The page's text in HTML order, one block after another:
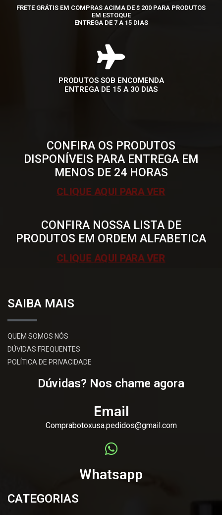
FRETE GRÁTIS EM COMPRAS ACIMA DE $ 200 PARA PRODUTOS
EM ESTOQUE
ENTREGA DE 7 A 15 DIAS
PRODUTOS SOB ENCOMENDA
ENTREGA DE 15 A 30 DIAS
CONFIRA OS PRODUTOS
DISPONÍVEIS PARA ENTREGA EM
MENOS DE 24 HORAS
CLIQUE AQUI PARA VER
CONFIRA NOSSA LISTA DE
PRODUTOS EM ORDEM ALFABETICA
CLIQUE AQUI PARA VER
SAIBA MAIS
QUEM SOMOS NÓS
DÚVIDAS FREQUENTES
POLÍTICA DE PRIVACIDADE
Dúvidas? Nos chame agora
Email
Comprabotoxusa.pedidos@gmail.com
Whatsapp
CATEGORIAS